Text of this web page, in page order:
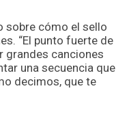
sobre cómo el sello
“El punto fuerte de
grandes canciones
una secuencia que
decimos, que te